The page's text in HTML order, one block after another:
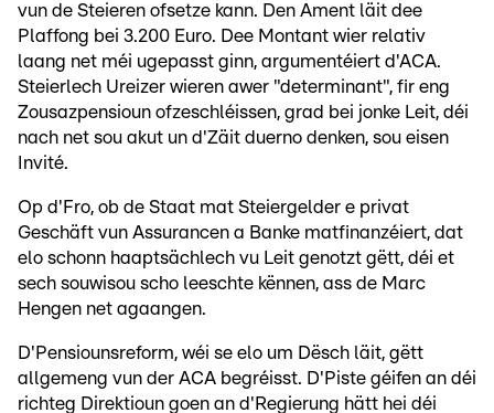
vun de Steieren ofsetze kann. Den Ament läit dee
Plaffong bei 3.200 Euro. Dee Montant wier relativ
laang net méi ugepasst ginn, argumentéiert d'ACA.
Steierlech Ureizer wieren awer "determinant", fir eng
Zousazpensioun ofzeschléissen, grad bei jonke Leit, déi
nach net sou akut un d'Zäit duerno denken, sou eisen
Invité.
Op d'Fro, ob de Staat mat Steiergelder e privat
Geschäft vun Assurancen a Banke matfinanzéiert, dat
elo schonn haaptsächlech vu Leit genotzt gëtt, déi et
sech souwisou scho leeschte kënnen, ass de Marc
Hengen net agaangen.
D'Pensiounsreform, wéi se elo um Dësch läit, gëtt
allgemeng vun der ACA begréisst. D'Piste géifen an déi
richteg Direktioun goen an d'Regierung hätt hei déi